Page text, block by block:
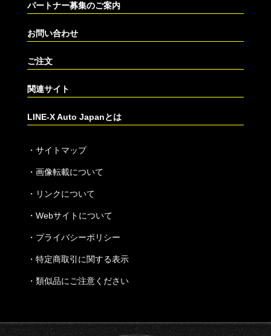
パートナー募集のご案内
お問い合わせ
ご注文
関連サイト
LINE-X Auto Japanとは
・ サイトマップ
・ 画像転載について
・ リンクについて
・ Webサイトについて
・ プライバシーポリシー
・ 特定商取引に関する表示
・ 類似品にご注意ください